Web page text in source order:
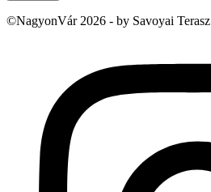
©NagyonVár 2026 - by Savoyai Terasz